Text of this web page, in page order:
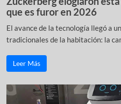
que es furor en 2026
El avance de la tecnología llegó a
tradicionales de la habitación: la
Leer Más